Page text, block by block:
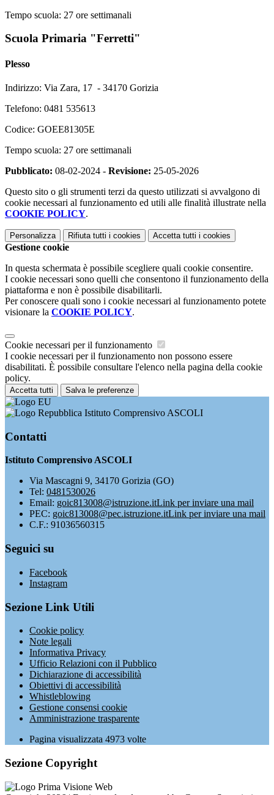
Tempo scuola: 27 ore settimanali
Scuola Primaria "Ferretti"
Plesso
Indirizzo: Via Zara, 17 - 34170 Gorizia
Telefono: 0481 535613
Codice: GOEE81305E
Tempo scuola: 27 ore settimanali
Pubblicato: 08-02-2024 - Revisione: 25-05-2026
Questo sito o gli strumenti terzi da questo utilizzati si avvalgono di
cookie necessari al funzionamento ed utili alle finalità illustrate nella
COOKIE POLICY.
Personalizza Rifiuta tutti i cookies Accetta tutti i cookies
Gestione cookie
In questa schermata è possibile scegliere quali cookie consentire.
I cookie necessari sono quelli che consentono il funzionamento della
piattaforma e non è possibile disabilitarli.
Per conoscere quali sono i cookie necessari al funzionamento potete
visionare la COOKIE POLICY.
Cookie necessari per il funzionamento
I cookie necessari per il funzionamento non possono essere
disabilitati. È possibile consultare l'elenco nella pagina della cookie
policy.
Accetta tutti Salva le preferenze
Istituto Comprensivo ASCOLI
Contatti
Istituto Comprensivo ASCOLI
Via Mascagni 9, 34170 Gorizia (GO)
Tel: 0481530026
Email: goic813008@istruzione.itLink per inviare una mail
PEC: goic813008@pec.istruzione.itLink per inviare una mail
C.F.: 91036560315
Seguici su
Facebook
Instagram
Sezione Link Utili
Cookie policy
Note legali
Informativa Privacy
Ufficio Relazioni con il Pubblico
Dichiarazione di accessibilità
Obiettivi di accessibilità
Whistleblowing
Gestione consensi cookie
Amministrazione trasparente
Pagina visualizzata 4973 volte
Sezione Copyright